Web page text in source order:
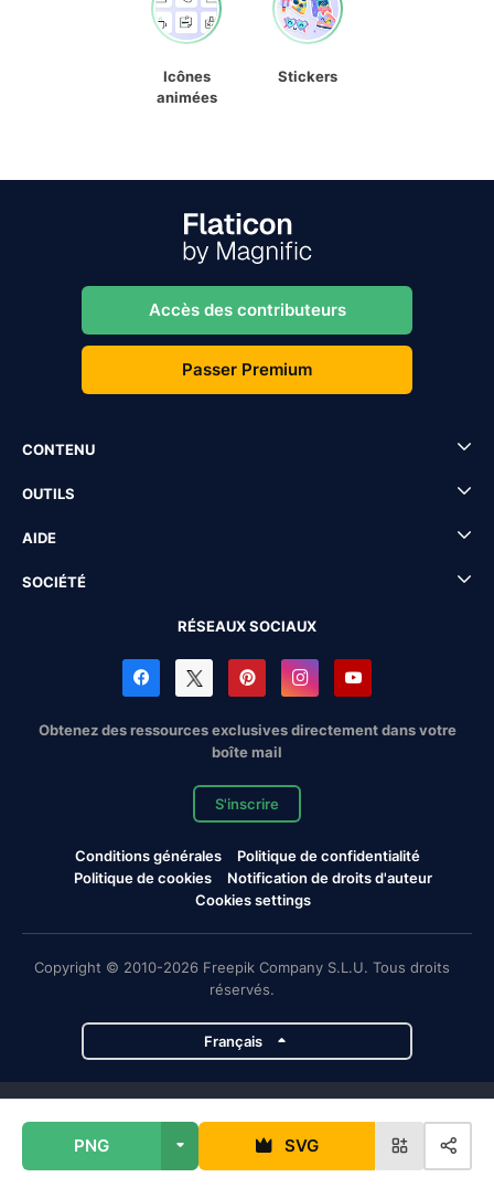
PNG SVG
Icônes
animées
Stickers
Accès des contributeurs
Passer Premium
CONTENU
OUTILS
AIDE
SOCIÉTÉ
RÉSEAUX SOCIAUX
Obtenez des ressources exclusives directement dans votre
boîte mail
S'inscrire
Conditions générales
Politique de confidentialité
Politique de cookies
Notification de droits d'auteur
Cookies settings
Copyright © 2010-2026 Freepik Company S.L.U. Tous droits
réservés.
Français